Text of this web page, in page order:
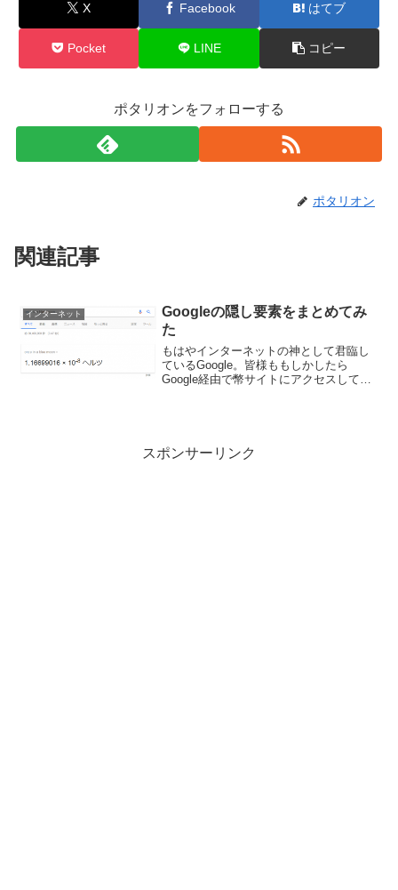
X Facebook はてブ
Pocket LINE コピー
ポタリオンをフォローする
ポタリオン
関連記事
インターネット
Googleの隠し要素をまとめてみ
た
もはやインターネットの神として君臨し
ているGoogle。皆様ももしかしたら
Google経由で幣サイトにアクセスしてく
スポンサーリンク